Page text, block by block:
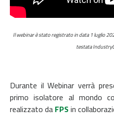
Il webinar è stato registrato in data 1 luglio
testata
Durante il Webinar verrà
primo isolatore al mondo
realizzato da FPSin